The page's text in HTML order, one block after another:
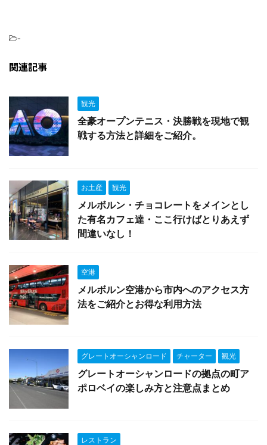
-
関連記事
観光
全豪オープンテニス・決勝戦を現地で観
戦する方法と詳細をご紹介。
お土産 観光
メルボルン・チョコレートをメインとし
た有名カフェ達・ここ行けばとりあえず
間違いなし！
空港
メルボルン空港から市内へのアクセス方
法をご紹介とお得な利用方法
グレートオーシャンロード チャーター 観光
グレートオーシャンロードの拠点の町ア
ポロベイの楽しみ方と注意点まとめ
レストラン